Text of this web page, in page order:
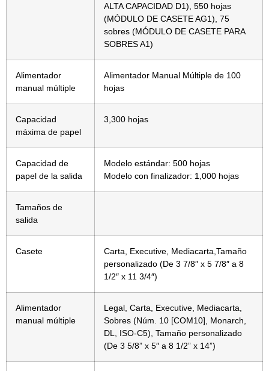
ALTA CAPACIDAD D1), 550 hojas
(MÓDULO DE CASETE AG1), 75
sobres (MÓDULO DE CASETE PARA
SOBRES A1)
Alimentador
manual múltiple
Alimentador Manual Múltiple de 100
hojas
Capacidad
máxima de papel
3,300 hojas
Capacidad de
papel de la salida
Modelo estándar: 500 hojas
Modelo con finalizador: 1,000 hojas
Tamaños de
salida
Casete
Carta, Executive, Mediacarta,Tamaño
personalizado (De 3 7/8″ x 5 7/8″ a 8
1/2″ x 11 3/4″)
Alimentador
manual múltiple
Legal, Carta, Executive, Mediacarta,
Sobres (Núm. 10 [COM10], Monarch,
DL, ISO-C5), Tamaño personalizado
(De 3 5/8” x 5″ a 8 1/2” x 14”)